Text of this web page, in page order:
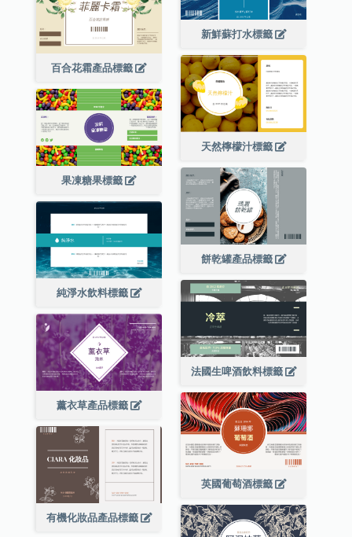
新鮮蘇打水標籤
百合花霜產品標籤
天然檸檬汁標籤
果凍糖果標籤
餅乾罐產品標籤
純淨水飲料標籤
法國生啤酒飲料標籤
薰衣草產品標籤
英國葡萄酒標籤
有機化妝品產品標籤